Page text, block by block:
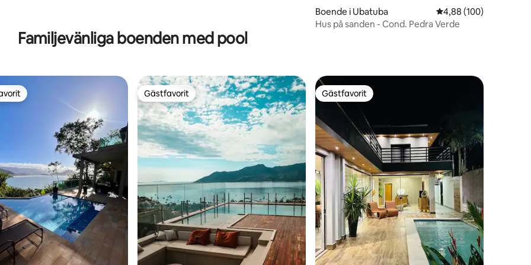
Boende i Ubatuba 4,88 av 5 i
4,88 (100)
Hus på sanden - Cond. Pedra Verde
Familjevänliga boenden med pool
Gästfavorit
Gästfavorit Gästfavorit
Gästfavorit